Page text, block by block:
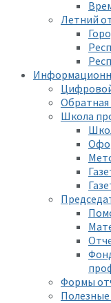
Летний
Обратная
Школа
Формы
Полезные